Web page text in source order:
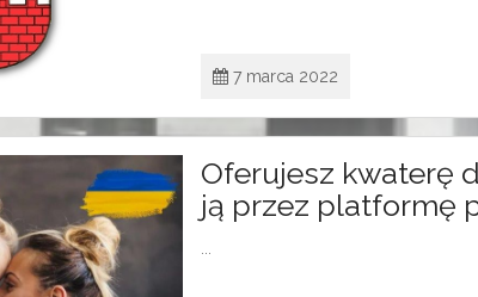
7 marca 2022
Oferujesz kwaterę
ją przez platformę
...